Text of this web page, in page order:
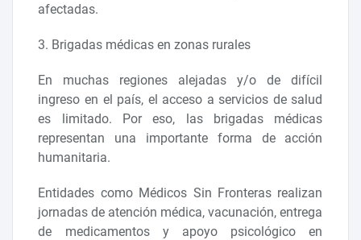
afectadas.
3. Brigadas médicas en zonas rurales
En muchas regiones alejadas y/o de difícil
ingreso en el país, el acceso a servicios de salud
es limitado. Por eso, las brigadas médicas
representan una importante forma de acción
humanitaria.
Entidades como Médicos Sin Fronteras realizan
jornadas de atención médica, vacunación, entrega
de medicamentos y apoyo psicológico en